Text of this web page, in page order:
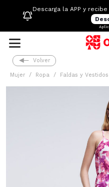
Descarga la APP y recibe
Volver
Mujer Ropa Faldas y Vestidos